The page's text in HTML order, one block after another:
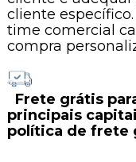
cliente
time comercial
compra
Frete grátis
principais
política de frete